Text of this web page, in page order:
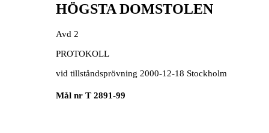
HÖGSTA DOMSTOLEN
Avd 2
PROTOKOLL
vid tillståndsprövning 2000-12-18 Stockholm
Mål nr T 2891-99